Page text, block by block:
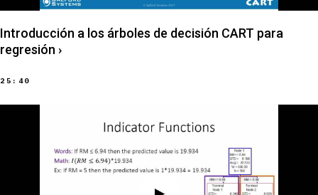
Introducción a los árboles de decisión CART para
regresión ›
25:40